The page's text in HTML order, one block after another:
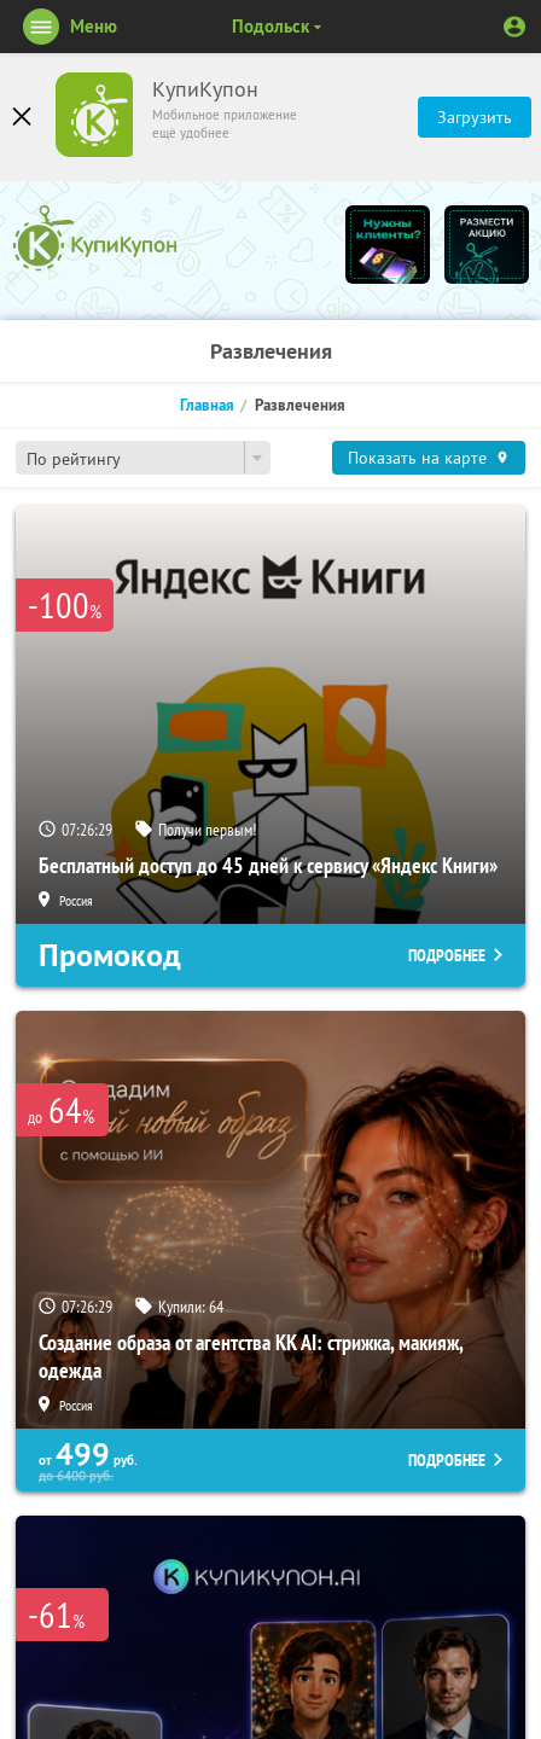
КупиКупон
Мобильное приложение
ещё удобнее
Загрузить
Меню Подольск
Развлечения
По рейтингу
Главная Развлечения
Показать на карте
-100%
07:26:26 Получи первым!
Бесплатный доступ до 45 дней к сервису «Яндекс Книги»
Россия
Промокод ПОДРОБНЕЕ
до 64%
07:26:26 Купили:64
Создание образа от агентства KK AI: стрижка, макияж,
одежда
Россия
от 499 руб.
до6400руб.
ПОДРОБНЕЕ
-61%